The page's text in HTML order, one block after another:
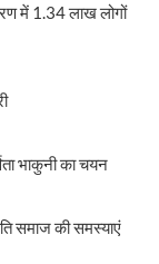
में 1.34 लाख लोगों
भाकुनी का चयन
समाज की समस्याएं